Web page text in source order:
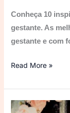
Conheça 10
gestante. As
gestante e com
Ensaio
de
Gestante
Read More »
As